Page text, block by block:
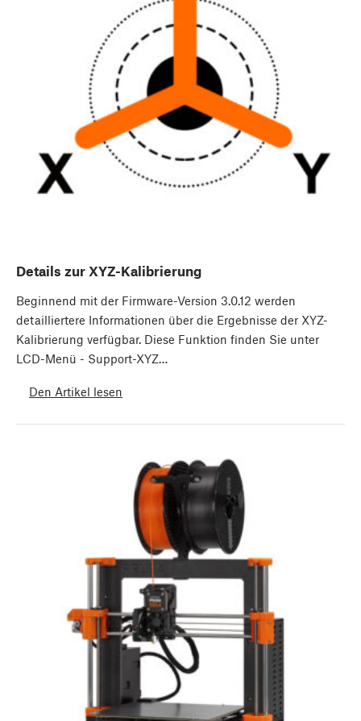
Details zur XYZ-Kalibrierung
Beginnend mit der Firmware-Version 3.0.12 werden
detailliertere Informationen über die Ergebnisse der XYZ-
Kalibrierung verfügbar. Diese Funktion finden Sie unter
LCD-Menü - Support-XYZ…
Den Artikel lesen